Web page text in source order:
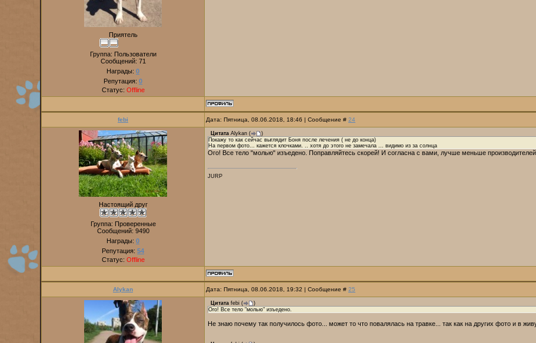
Приятель
Группа: Пользователи
Сообщений: 71
Награды: 0
Репутация: 0
Статус: Offline
febi Дата: Пятница, 08.06.2018, 18:46 | Сообщение # 24
Настоящий друг
Группа: Проверенные
Сообщений: 9490
Награды: 0
Репутация: 54
Статус: Offline
Цитата Alykan (
)
Покажу то как сейчас выглядит Боня после лечения ( не до конца)
На первом фото... кажется клочками. .. хотя до этого не замечала ... видимо из за солнца
Ого! Все тело "молью" изъедено. Поправляйтесь скорей! И согласна с вами, лучше меньше
JURP
Alykan Дата: Пятница, 08.06.2018, 19:32 | Сообщение # 25
Цитата febi (
)
Ого! Все тело "молью" изъедено.
Не знаю почему так получилось фото... может то что повалялась на травке... так как на других фото и в